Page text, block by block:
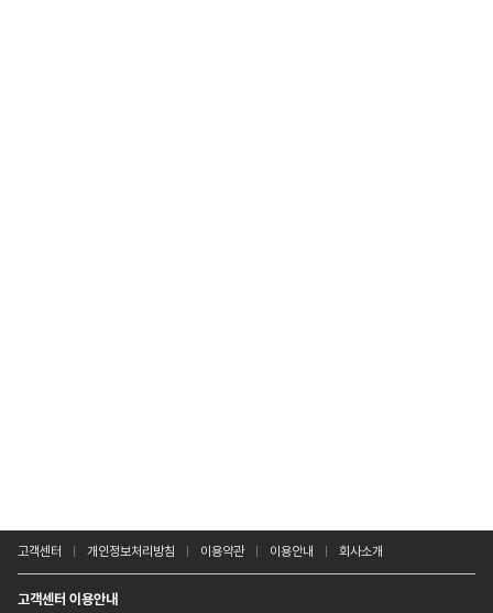
고객센터 개인정보처리방침 이용약관 이용안내 회사소개
고객센터 이용안내